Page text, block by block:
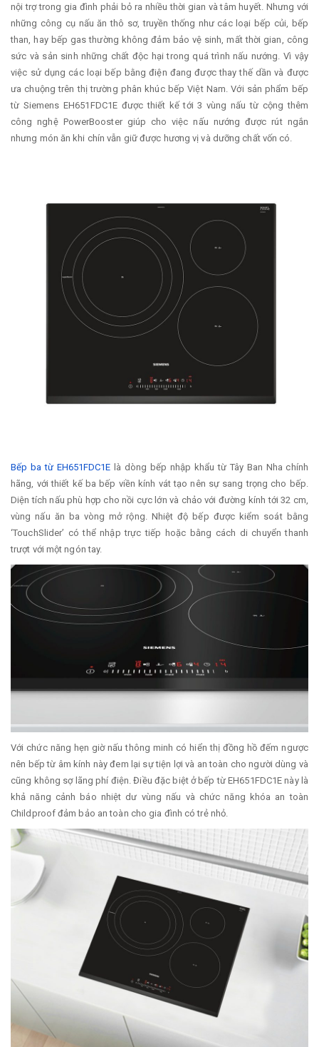
nội trợ trong gia đình phải bỏ ra nhiều thời gian và tâm huyết. Nhưng với
những công cụ nấu ăn thô sơ, truyền thống như các loại bếp củi, bếp
than, hay bếp gas thường không đảm bảo vệ sinh, mất thời gian, công
sức và sản sinh những chất độc hại trong quá trình nấu nướng. Vì vậy
việc sử dụng các loại bếp bằng điện đang được thay thế dần và được
ưa chuộng trên thị trường phân khúc bếp Việt Nam. Với sản phẩm bếp
từ Siemens EH651FDC1E được thiết kế tới 3 vùng nấu từ cộng thêm
công nghệ PowerBooster giúp cho việc nấu nướng được rút ngắn
nhưng món ăn khi chín vẫn giữ được hương vị và dưỡng chất vốn có.
Bếp ba từ EH651FDC1E là dòng bếp nhập khẩu từ Tây Ban Nha chính
hãng, với thiết kế ba bếp viền kính vát tạo nên sự sang trọng cho bếp.
Diện tích nấu phù hợp cho nồi cực lớn và chảo với đường kính tới 32 cm,
vùng nấu ăn ba vòng mở rộng. Nhiệt độ bếp được kiểm soát bằng
‘TouchSlider’ có thể nhập trực tiếp hoặc bằng cách di chuyển thanh
trượt với một ngón tay.
Với chức năng hẹn giờ nấu thông minh có hiển thị đồng hồ đếm ngược
nên bếp từ âm kính này đem lại sự tiện lợi và an toàn cho người dùng và
cũng không sợ lãng phí điện. Điều đặc biệt ở bếp từ EH651FDC1E này là
khả năng cảnh báo nhiệt dư vùng nấu và chức năng khóa an toàn
Childproof đảm bảo an toàn cho gia đình có trẻ nhỏ.